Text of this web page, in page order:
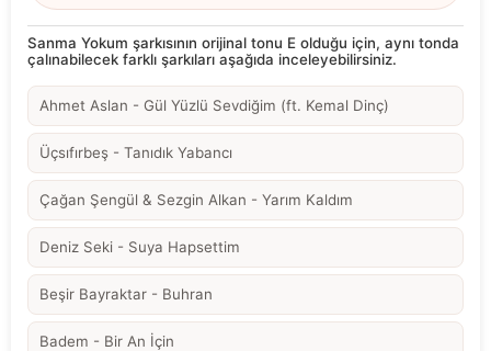
Sanma Yokum şarkısının orijinal tonu E olduğu için, aynı tonda
çalınabilecek farklı şarkıları aşağıda inceleyebilirsiniz.
Ahmet Aslan - Gül Yüzlü Sevdiğim (ft. Kemal Dinç)
Üçsıfırbeş - Tanıdık Yabancı
Çağan Şengül & Sezgin Alkan - Yarım Kaldım
Deniz Seki - Suya Hapsettim
Beşir Bayraktar - Buhran
Badem - Bir An İçin